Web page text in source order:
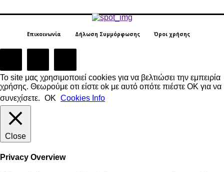
Επικοινωνία Δήλωση Συμμόρφωσης Όροι χρήσης
Το site μας χρησιμοποιεί cookies για να βελτιώσει την εμπειρία
χρήσης. Θεωρούμε οτι είστε ok με αυτό οπότε πιέστε ΟΚ για να
συνεχίσετε. ΟΚ Cookies Info
Close
Privacy Overview